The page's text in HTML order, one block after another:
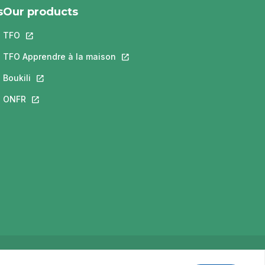
new tab.
tab.
in a new tab.
open in a new tab.
Our products
TFO This link will open in a new tab.
TFO Apprendre à la maison This link will open in a new tab.
Boukili This link will open in a new tab.
ONFR This link will open in a new tab.